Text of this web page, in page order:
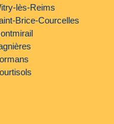
lès-Reims
Brice-Courcelles